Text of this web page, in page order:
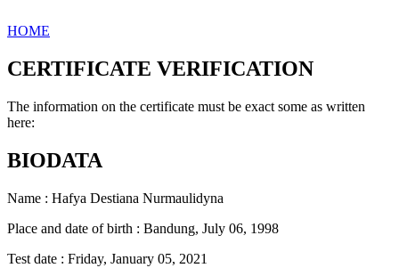
HOME
CERTIFICATE VERIFICATION
The information on the certificate must be exact some as written
here:
BIODATA
Name : Hafya Destiana Nurmaulidyna
Place and date of birth : Bandung, July 06, 1998
Test date : Friday, January 05, 2021